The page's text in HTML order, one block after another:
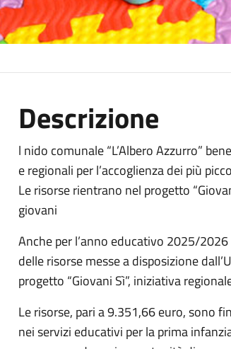
Descrizione
l nido comunale “L’Albero Azzurro”
e regionali per l’accoglienza dei più
Le risorse rientrano nel progetto
giovani
Anche per l’anno educativo 2025/
delle risorse messe a disposizione
progetto “Giovani Sì”, iniziativa
Le risorse, pari a 9.351,66 euro, sono
nei servizi educativi per la prima